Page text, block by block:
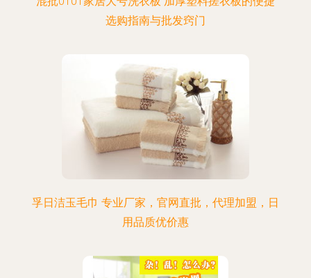
选购指南与批发窍门
孚日洁玉毛巾 专业厂家，官网直批，代理加盟，日
用品质优价惠